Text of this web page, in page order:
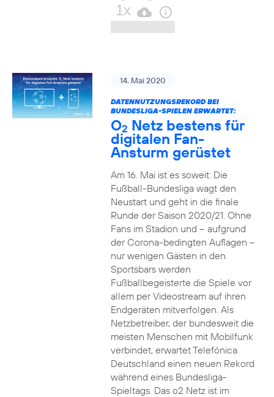
14. Mai 2020
DATENNUTZUNGSREKORD BEI
BUNDESLIGA-SPIELEN ERWARTET:
O2 Netz bestens für
digitalen Fan-
Ansturm gerüstet
Am 16. Mai ist es soweit: Die
Fußball-Bundesliga wagt den
Neustart und geht in die finale
Runde der Saison 2020/21. Ohne
Fans im Stadion und – aufgrund
der Corona-bedingten Auflagen –
nur wenigen Gästen in den
Sportsbars werden
Fußballbegeisterte die Spiele vor
allem per Videostream auf ihren
Endgeräten mitverfolgen. Als
Netzbetreiber, der bundesweit die
meisten Menschen mit Mobilfunk
verbindet, erwartet Telefónica
Deutschland einen neuen Rekord
während eines Bundesliga-
Spieltags. Das o2 Netz ist im